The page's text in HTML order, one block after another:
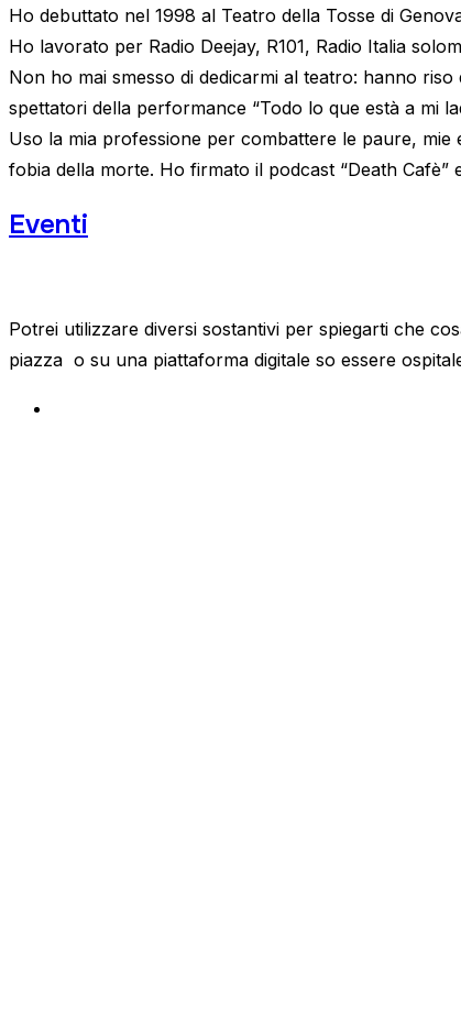
Ho debuttato nel 1998 al Teatro della Tosse di
Ho lavorato per Radio Deejay, R101, Radio Italia
Non ho mai smesso di dedicarmi al teatro: hanno
spettatori della performance “Todo lo que està a mi
Uso la mia professione per combattere le paure,
fobia della morte. Ho firmato il podcast “Death
Eventi
Potrei utilizzare diversi sostantivi per spiegarti che
piazza o su una piattaforma digitale so essere